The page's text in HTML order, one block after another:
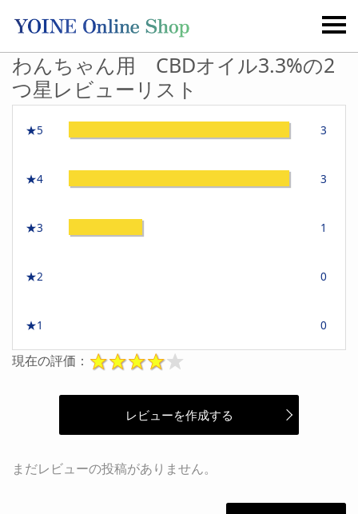
わんちゃん用 CBDオイル3.3%の2
つ星レビューリスト
★5 3
★4 3
★3 1
★2 0
★1 0
現在の評価：
レビューを作成する
まだレビューの投稿がありません。